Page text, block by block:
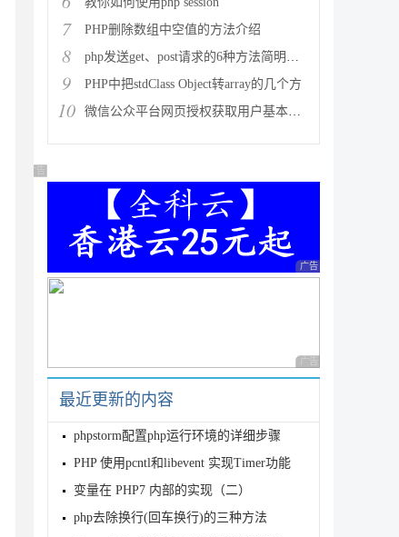
7 PHP删除数组中空值的方法介绍
8 php发送get、post请求的6种方法简明总结
9 PHP中把stdClass Object转array的几个方
10 微信公众平台网页授权获取用户基本信息中授权回调域名设置的变动
广告 商业广告，理性选择
广告 商业广告，理性
广告 商业广告，理性
最近更新的内容
phpstorm配置php运行环境的详细步骤
PHP 使用pcntl和libevent 实现Timer功能
变量在 PHP7 内部的实现（二）
php去除换行(回车换行)的三种方法